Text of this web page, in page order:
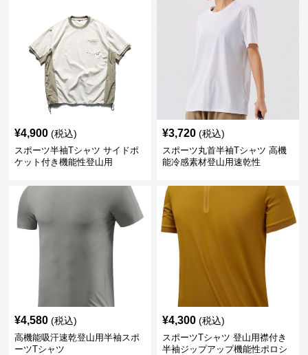
¥4,900 (税込)
スポーツ半袖Tシャツ サイドポ
ケット付き機能性登山用
¥3,720 (税込)
スポーツ丸首半袖Tシャツ 高機
能冷感素材登山用速乾性
¥4,580 (税込)
高機能吸汗速乾登山用半袖スポ
ーツTシャツ
¥4,300 (税込)
スポーツTシャツ 登山用襟付き
半袖ジップアップ機能性ポロシ